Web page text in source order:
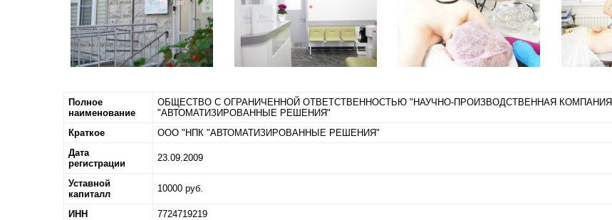
Полное
наименование
ОБЩЕСТВО С ОГРАНИЧЕННОЙ ОТВЕТСТВЕННОСТЬЮ "НАУЧНО-ПРОИЗВОДСТВЕННАЯ КОМПАНИЯ
"АВТОМАТИЗИРОВАННЫЕ РЕШЕНИЯ"
Краткое
ООО "НПК "АВТОМАТИЗИРОВАННЫЕ РЕШЕНИЯ"
Дата
регистрации
23.09.2009
Уставной
капиталл
10000 руб.
ИНН
7724719219